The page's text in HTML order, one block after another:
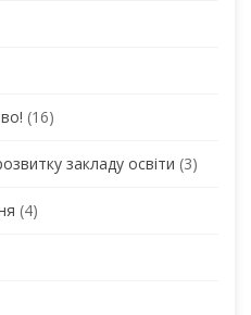
(16)
закладу освіти (3)
(4)